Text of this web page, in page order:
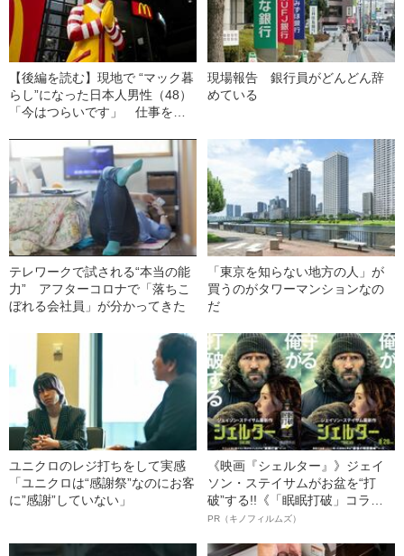
【後編を読む】現地で “マック暮
らし”になった日本人男性（48）
「今はつらいです」 仕事を求
現場報告 銀行員がどんどん辞
めている
テレワークで試される“本当の能
力” アフターコロナで「落ちこ
ぼれる会社員」が分かってきた
「東京を知らない地方の人」が
買うのがタワーマンションなの
だ
ユニクロのレジ打ちをして実感
「ユニクロは“感謝祭”なのにお客
に”感謝”していない」
《映画『シェルター』》ジェイ
ソン・ステイサムがお盆を“打
破”する!!《「眠眠打破」コラ
ボ》
PR（キノフィルムズ）